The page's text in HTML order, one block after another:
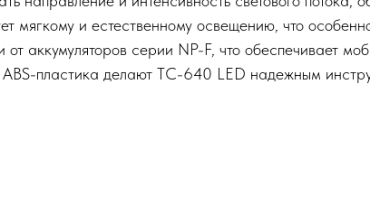
мягкому и естественному освещению, что
аккумуляторов серии NP-F, что обеспечивает
пластика делают TC-640 LED надежным